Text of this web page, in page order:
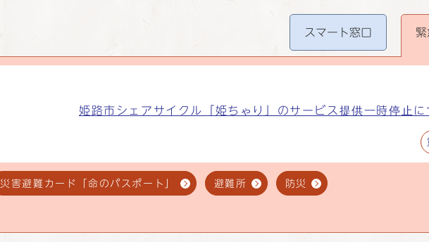
スマート窓口
姫路市シェアサイクル「姫ちゃり」のサービス提供一時停止に
災害避難カード「命のパスポート」 避難所 防災